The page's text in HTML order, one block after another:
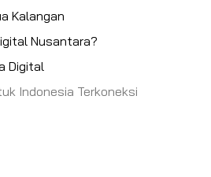
Kalangan
Nusantara?
Digital
Indonesia Terkoneksi